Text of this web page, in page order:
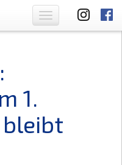
Toggle
navigation
1.
bleibt